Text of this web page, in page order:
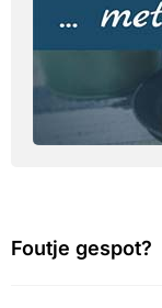
Foutje gespot?